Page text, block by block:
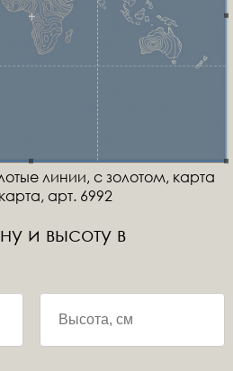
линии, с золотом, карта
арт. 6992
и высоту в